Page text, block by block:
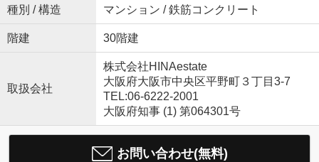
種別 / 構造 マンション / 鉄筋コンクリート
階建 30階建
取扱会社
株式会社HINAestate
大阪府大阪市中央区平野町３丁目3-7
TEL:06-6222-2001
大阪府知事 (1) 第064301号
お問い合わせ(無料)